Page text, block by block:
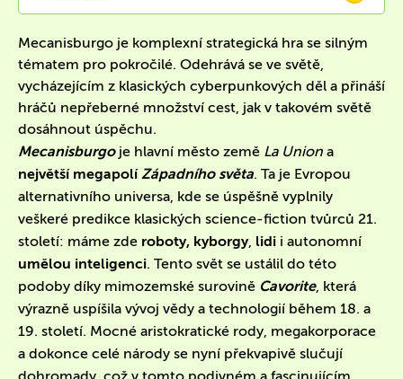
Mecanisburgo je komplexní strategická hra se silným
tématem pro pokročilé. Odehrává se ve světě,
vycházejícím z klasických cyberpunkových děl a přináší
hráčů nepřeberné množství cest, jak v takovém světě
dosáhnout úspěchu.
Mecanisburgoje hlavní město země La Union a
největší megapolíZápadního světa. Ta je Evropou
alternativního universa, kde se úspěšně vyplnily
veškeré predikce klasických science-fiction tvůrců 21.
století: máme zde roboty, kyborgy, lidi i autonomní
umělou inteligenci. Tento svět se ustálil do této
podoby díky mimozemské surovině Cavorite, která
výrazně uspíšila vývoj vědy a technologií během 18. a
19. století. Mocné aristokratické rody, megakorporace
a dokonce celé národy se nyní překvapivě slučují